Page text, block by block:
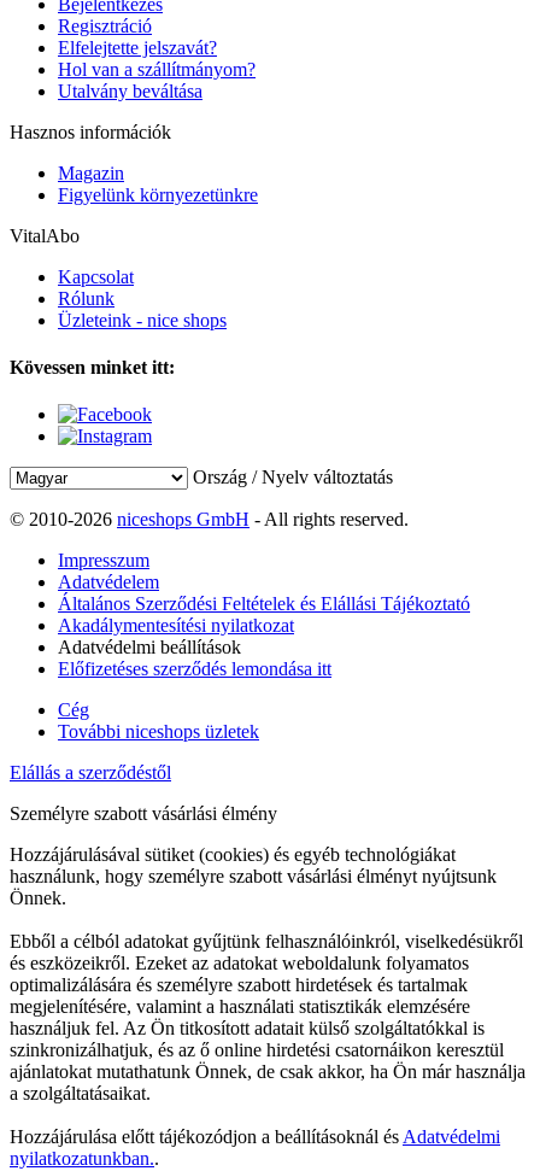
Bejelentkezés
Regisztráció
Elfelejtette jelszavát?
Hol van a szállítmányom?
Utalvány beváltása
Hasznos információk
Magazin
Figyelünk környezetünkre
VitalAbo
Kapcsolat
Rólunk
Üzleteink - nice shops
Kövessen minket itt:
Ország / Nyelv változtatás
© 2010-2026 niceshops GmbH - All rights reserved.
Impresszum
Adatvédelem
Általános Szerződési Feltételek és Elállási Tájékoztató
Akadálymentesítési nyilatkozat
Adatvédelmi beállítások
Előfizetéses szerződés lemondása itt
Cég
További niceshops üzletek
Elállás a szerződéstől
Személyre szabott vásárlási élmény
Hozzájárulásával sütiket (cookies) és egyéb technológiákat
használunk, hogy személyre szabott vásárlási élményt nyújtsunk
Önnek.
Ebből a célból adatokat gyűjtünk felhasználóinkról, viselkedésükről
és eszközeikről. Ezeket az adatokat weboldalunk folyamatos
optimalizálására és személyre szabott hirdetések és tartalmak
megjelenítésére, valamint a használati statisztikák elemzésére
használjuk fel. Az Ön titkosított adatait külső szolgáltatókkal is
szinkronizálhatjuk, és az ő online hirdetési csatornáikon keresztül
ajánlatokat mutathatunk Önnek, de csak akkor, ha Ön már használja
a szolgáltatásaikat.
Hozzájárulása előtt tájékozódjon a beállításoknál ésAdatvédelmi
nyilatkozatunkban..